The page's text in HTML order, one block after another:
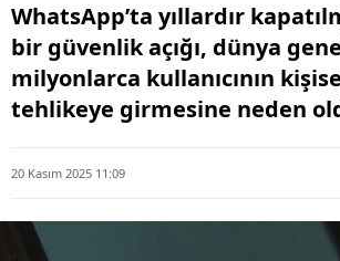
WhatsApp’ta yıllardır
bir güvenlik açığı, dünya
milyonlarca kullanıcının
tehlikeye girmesine neden
20 Kasım 2025 11:09